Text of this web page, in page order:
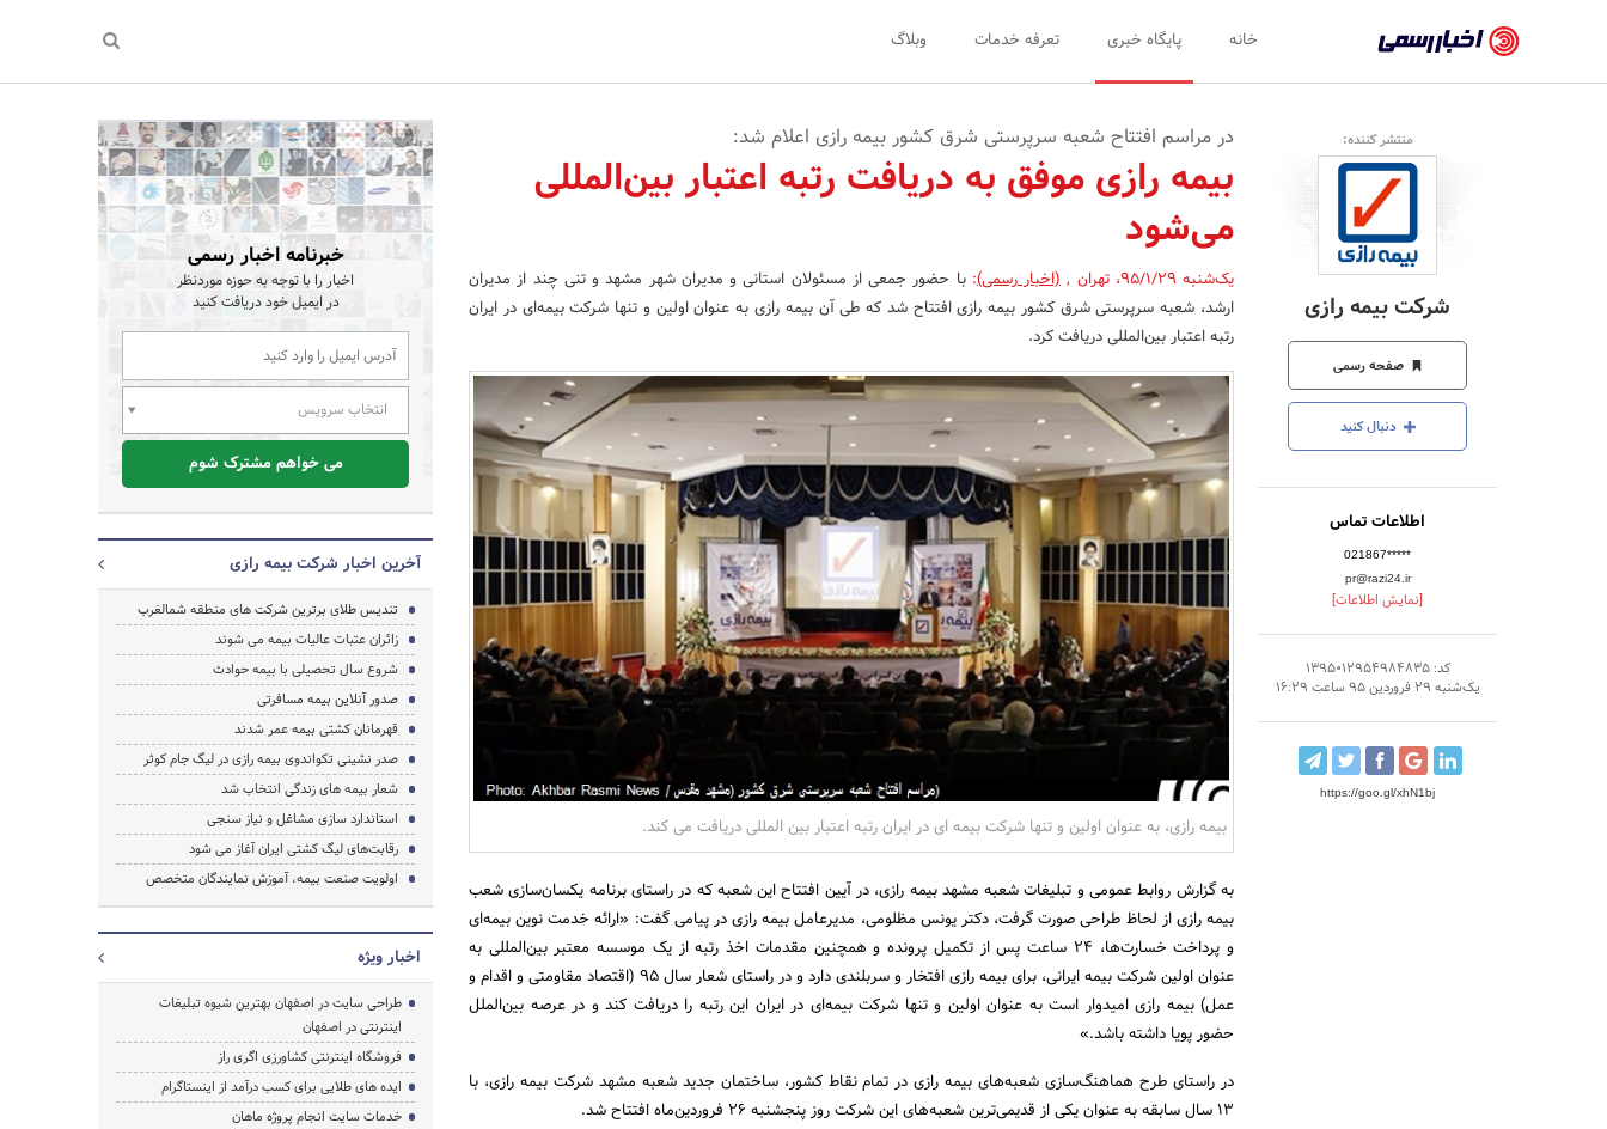
رسمی
-
اخبار
تایید
شده
شرکت‌ها،
سازمان‌ها
و
روابط
عمومی‌ها
خانه پایگاه خبری تعرفه خدمات وبلاگ
جستجو
منتشر کننده:
شرکت بیمه رازی
صفحه رسمی
دنبال کنید
اطلاعات تماس
021867*****
pr@razi24.ir
[نمایش اطلاعات]
کد: 1395012954984835
یک‌شنبه 29 فروردین 95 ساعت 16:29
https://goo.gl/xhN1bj
در مراسم افتتاح شعبه سرپرستی شرق کشور بیمه رازی اعلام شد:
بیمه رازی موفق به دریافت رتبه اعتبار بین‌المللی
می‌شود
یک‌شنبه 95/1/29 ،تهران , (اخبار رسمی):با حضور جمعی از مسئولان استانی و مدیران شهر مشهد و تنی چند از مدیران
ارشد، شعبه سرپرستی شرق کشور بیمه رازی افتتاح شد که طی آن بیمه رازی به عنوان اولین و تنها شرکت بیمه‌ای در ایران
رتبه اعتبار بین‌المللی دریافت کرد.
بیمه رازی، به عنوان اولین و تنها شرکت بیمه ای در ایران رتبه اعتبار بین المللی دریافت می کند.
به گزارش روابط عمومی و تبلیغات شعبه مشهد بیمه رازی، در آیین افتتاح این شعبه که در راستای برنامه یکسان‌سازی شعب
بیمه رازی از لحاظ طراحی صورت گرفت، دکتر یونس مظلومی، مدیرعامل بیمه رازی در پیامی گفت: «ارائه خدمت نوین بیمه‌ای
و پرداخت خسارت‌ها، 24 ساعت پس از تکمیل پرونده و همچنین مقدمات اخذ رتبه از یک موسسه معتبر بین‌المللی به
عنوان اولین شرکت بیمه ایرانی، برای بیمه رازی افتخار و سربلندی دارد و در راستای شعار سال 95 (اقتصاد مقاومتی و اقدام و
عمل) بیمه رازی امیدوار است به عنوان اولین و تنها شرکت بیمه‌ای در ایران این رتبه را دریافت کند و در عرصه بین‌الملل
حضور پویا داشته باشد.»
در راستای طرح هماهنگ‌سازی شعبه‌های بیمه رازی در تمام نقاط کشور، ساختمان جدید شعبه مشهد شرکت بیمه رازی، با
13 سال سابقه به عنوان یکی از قدیمی‌ترین شعبه‌های این شرکت روز پنجشنبه 26 فروردین‌ماه افتتاح شد.
خبرنامه اخبار رسمی
اخبار را با توجه به حوزه موردنظر
در ایمیل خود دریافت کنید
انتخاب سرویس
می خواهم مشترک شوم
آخرین اخبار شرکت بیمه رازی
تندیس طلای برترین شرکت های منطقه شمالغرب
زائران عتبات عالیات بیمه می شوند
شروع سال تحصیلی با بیمه حوادث
صدور آنلاین بیمه مسافرتی
قهرمانان کشتی بیمه عمر شدند
صدر نشینی تکواندوی بیمه رازی در لیگ جام کوثر
شعار بیمه های زندگی انتخاب شد
استاندارد سازی مشاغل و نیاز سنجی
رقابت‌های لیگ کشتی ایران آغاز می شود
اولویت صنعت بیمه، آموزش نمایندگان متخصص
اخبار ویژه
طراحی سایت در اصفهان بهترین شیوه تبلیغات
اینترنتی در اصفهان
فروشگاه اینترنتی کشاورزی اگری راز
ایده های طلایی برای کسب درآمد از اینستاگرام
خدمات سایت انجام پروژه ماهان